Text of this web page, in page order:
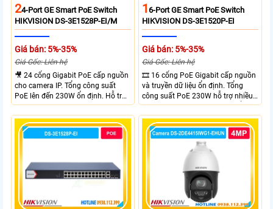
24-Port GE Smart PoE Switch
HIKVISION DS-3E1528P-EI/M
Giá bán: 5%-35%
Giá Gốc: Liên hệ
🎥 24 cổng Gigabit PoE cấp nguồn
cho camera IP. Tổng công suất
PoE lên đến 230W ổn định. Hỗ trợ
truyền PoE xa đến 300 mét. Băng
thông chuyển mạch đạt 68 Gbps
mạnh mẽ.
16-Port GE Smart PoE Switch
HIKVISION DS-3E1520P-EI
Giá bán: 5%-35%
Giá Gốc: Liên hệ
🎞 16 cổng PoE Gigabit cấp nguồn
và truyền dữ liệu ổn định. Tổng
công suất PoE 230W hỗ trợ nhiều
thiết bị cùng lúc. Tốc độ chuyển
mạch 68Gbps đảm bảo hiệu suất
cao ổn định. Hỗ trợ truyền PoE xa
lên đến 300m cho hệ thống